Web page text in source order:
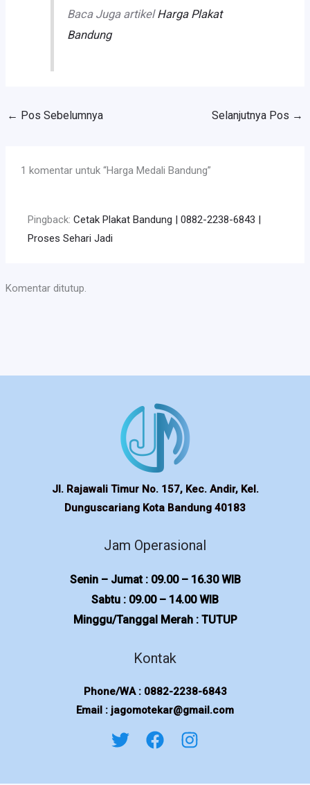
Baca Juga artikelHarga Plakat
Bandung
← Pos Sebelumnya Selanjutnya Pos →
1 komentar untuk “Harga Medali Bandung”
Pingback:Cetak Plakat Bandung | 0882-2238-6843 |
Proses Sehari Jadi
Komentar ditutup.
Jl. Rajawali Timur No. 157, Kec. Andir, Kel.
Dunguscariang Kota Bandung 40183
Jam Operasional
Senin – Jumat : 09.00 – 16.30 WIB
Sabtu : 09.00 – 14.00 WIB
Minggu/Tanggal Merah : TUTUP
Kontak
Phone/WA : 0882-2238-6843
Email : jagomotekar@gmail.com